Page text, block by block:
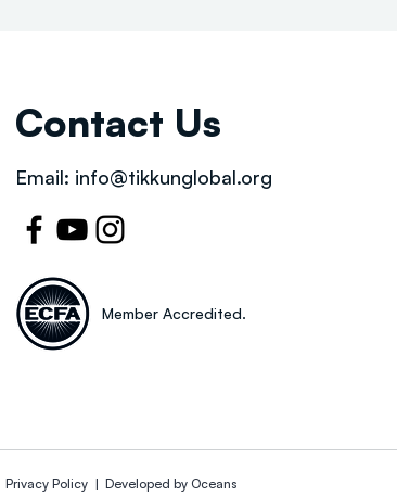
Contact Us
Email: info@tikkunglobal.org
Member Accredited.
Privacy Policy | Developed by Oceans